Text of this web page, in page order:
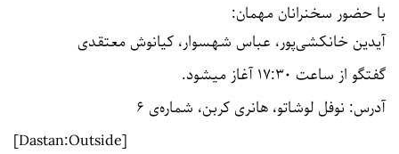
با حضور سخنرانان مهمان:
آیدین خانکشی‌پور، عباس شهسوار، کیانوش معتقدی
گفتگو از ساعت ۱۷:۳۰ آغاز میشود.
آدرس: نوفل لوشاتو، هانرى كربن، شماره‌ى ۶
[Dastan:Outside]